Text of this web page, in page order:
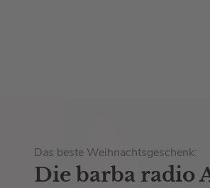
Das beste Weihnachtsgeschenk:
Die barba radio